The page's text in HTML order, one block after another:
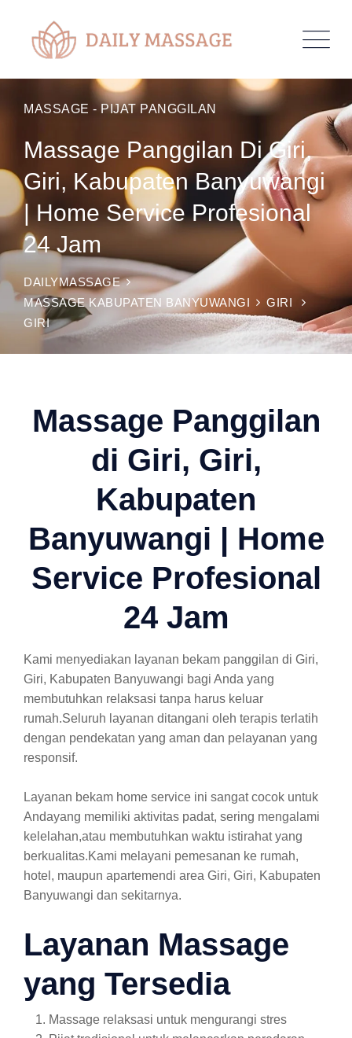
MASSAGE - PIJAT PANGGILAN
Massage Panggilan Di Giri,
Giri, Kabupaten Banyuwangi
| Home Service Profesional
24 Jam
DAILYMASSAGE
MASSAGE KABUPATEN BANYUWANGI
GIRI
GIRI
Massage Panggilan
di Giri, Giri,
Kabupaten
Banyuwangi | Home
Service Profesional
24 Jam
Kami menyediakan layanan bekam panggilan di Giri,
Giri, Kabupaten Banyuwangi bagi Anda yang
membutuhkan relaksasi tanpa harus keluar
rumah.Seluruh layanan ditangani oleh terapis terlatih
dengan pendekatan yang aman dan pelayanan yang
responsif.
Layanan bekam home service ini sangat cocok untuk
Andayang memiliki aktivitas padat, sering mengalami
kelelahan,atau membutuhkan waktu istirahat yang
berkualitas.Kami melayani pemesanan ke rumah,
hotel, maupun apartemendi area Giri, Giri, Kabupaten
Banyuwangi dan sekitarnya.
Layanan Massage
yang Tersedia
Massage relaksasi untuk mengurangi stres